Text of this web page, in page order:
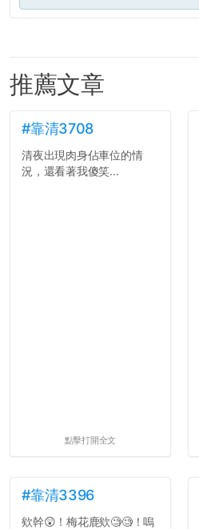
推薦文章
#靠清3708
清夜出現肉身佔車位的情
況，還看著我傻笑...
點擊打開全文
#靠清3396
欸幹😲！梅花鹿欸🧐🧐！嗚